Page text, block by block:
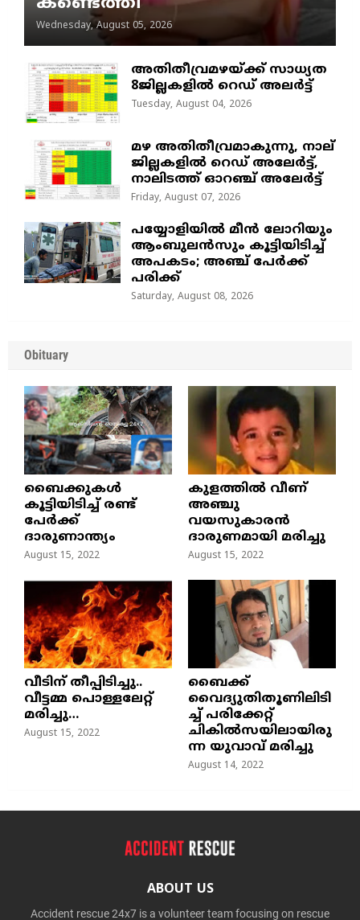
Wednesday, August 05, 2026
അതിതീവ്രമഴയ്ക്ക് സാധ്യത
8ജില്ലകളിൽ റെഡ് അലർട്ട്
Tuesday, August 04, 2026
മഴ അതിതീവ്രമാകുന്നു, നാല്
ജില്ലകളില്‍ റെഡ് അലേര്‍ട്ട്‌,
നാലിടത്ത് ഓറഞ്ച് അലേർട്ട്
Friday, August 07, 2026
പയ്യോളിയിൽ മീൻ ലോറിയും
ആംബുലൻസും കൂട്ടിയിടിച്ച്
അപകടം; അഞ്ച് പേർക്ക്
പരിക്ക്
Saturday, August 08, 2026
Obituary
ബൈക്കുകൾ
കൂട്ടിയിടിച്ച് രണ്ട്
പേർക്ക്
ദാരുണാന്ത്യം
August 15, 2022
കുളത്തില്‍ വീണ്
അഞ്ചു
വയസുകാരന്‍
ദാരുണമായി മരിച്ചു
August 15, 2022
വീടിന് തീപ്പിടിച്ചു..
വീട്ടമ്മ പൊള്ളലേറ്റ്
മരിച്ചു…
August 15, 2022
ബൈക്ക്
വൈദ്യുതിതൂണിലിടി
ച്ച്‌ പരിക്കേറ്റ്
ചികില്‍സയിലായിരു
ന്ന യുവാവ് മരിച്ചു
August 14, 2022
ABOUT US
Accident rescue 24x7 is a volunteer team focusing on rescue